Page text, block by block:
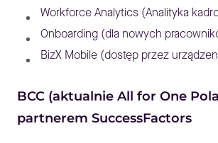
Workforce Analytics (Analityka
Onboarding (dla nowych
BizX Mobile (dostęp przez
BCC (aktualnie All for One
partnerem SuccessFactors